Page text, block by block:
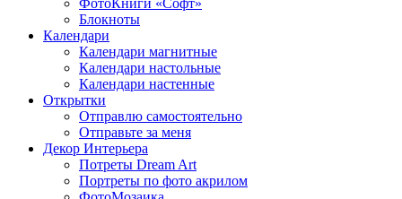
Блокноты
Календари
Календари магнитные
Календари настольные
Календари настенные
Открытки
Отправлю самостоятельно
Отправьте за меня
Декор Интерьера
Потреты Dream Art
Портреты по фото акрилом